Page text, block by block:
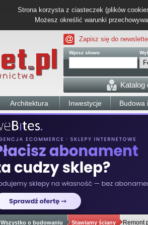
Strona korzysta z ciasteczek (plików
Możesz określić warunki
Zapisz się do
Wpisz słowo
Katalog
Architektura Inwestycje Budowa
Wszystko o budowaniu Stawiamy ściany Remont